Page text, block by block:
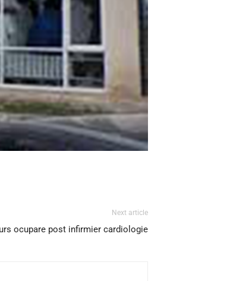
Next article
ocupare post infirmier cardiologie